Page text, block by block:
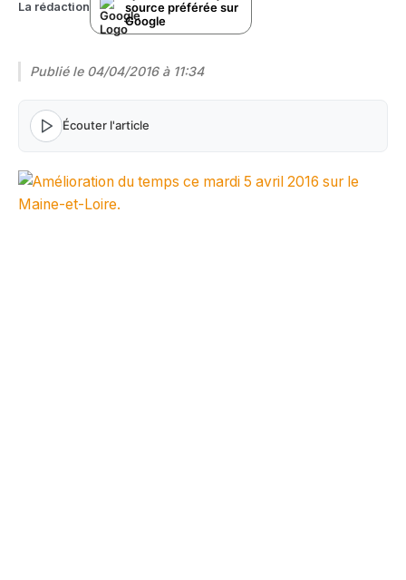
La rédaction
source préférée sur
Google
Publié le 04/04/2016 à 11:34
Écouter l'article